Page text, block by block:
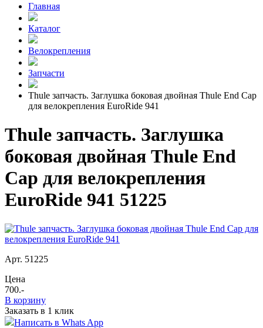
Главная
Каталог
Велокрепления
Запчасти
Thule запчасть. Заглушка боковая двойная Thule End Cap
для велокрепления EuroRide 941
Thule запчасть. Заглушка
боковая двойная Thule End
Cap для велокрепления
EuroRide 941 51225
Арт. 51225
Цена
700.-
В корзину
Заказать в 1 клик
Написать в Whats App